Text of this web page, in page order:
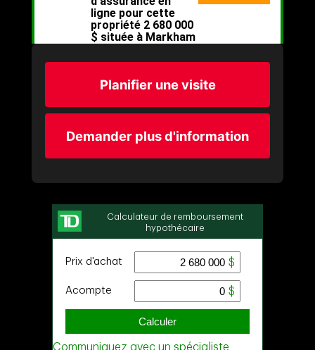
Planifier une visite
Demander plus d'information